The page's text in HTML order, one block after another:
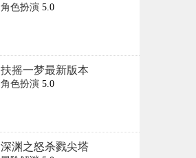
角色扮演 5.0
扶摇一梦最新版本
角色扮演 5.0
深渊之怒杀戮尖塔